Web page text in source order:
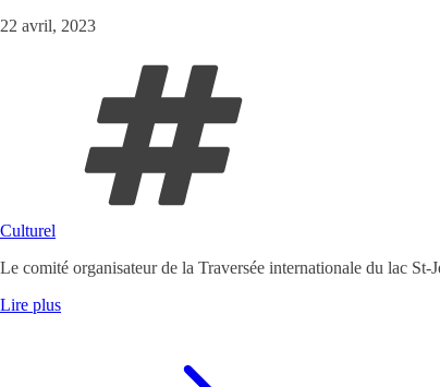
22 avril, 2023
Culturel
Le comité organisateur de la Traversée internationale du lac
Lire plus